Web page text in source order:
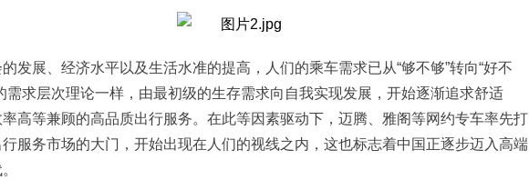
发展、经济水平以及生活水准的提高，人们的乘车需求已从“够不够”转向“好不
需求层次理论一样 ， 由最初级的生存需求向自我实现发展，开始逐渐追求舒适
率高等兼顾的高品质出行服务。在此等因素驱动下，迈腾、雅阁等网约专车率先打
服务市场的大门，开始出现在人们的视线之内，这也标志着中国 正逐步迈入高端